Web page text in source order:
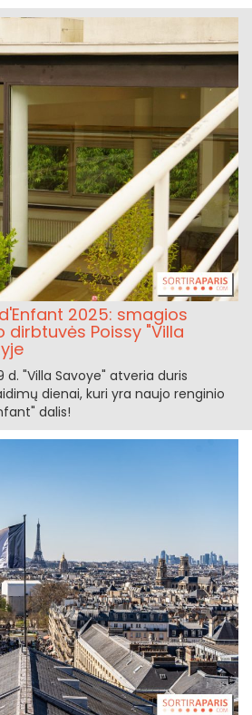
2025: smagios
dirbtuvės Poissy "Villa
d. "Villa Savoye" atveria duris
dienai, kuri yra naujo renginio
dalis!